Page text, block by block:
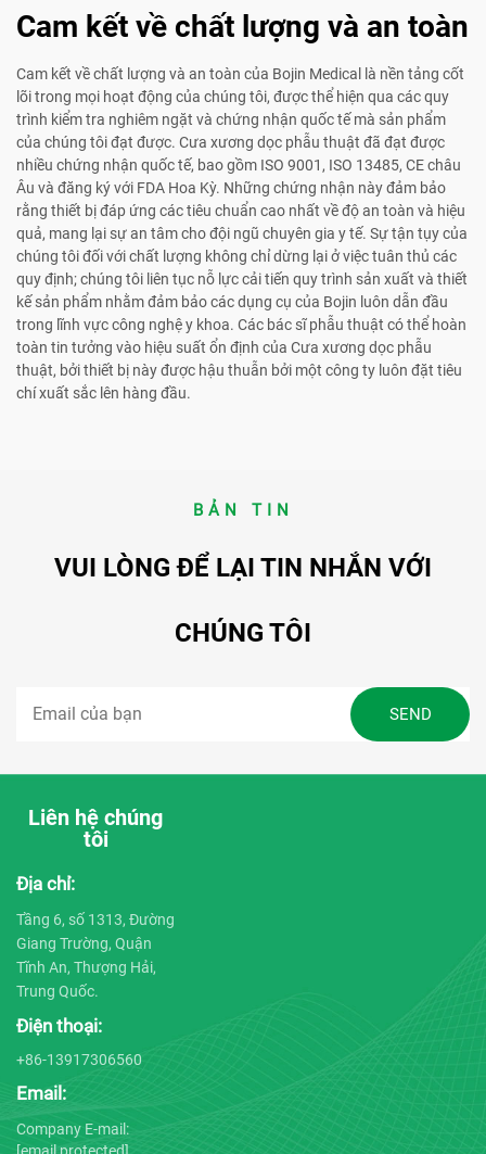
Cam kết về chất lượng và an toàn
Cam kết về chất lượng và an toàn của Bojin Medical là nền tảng cốt
lõi trong mọi hoạt động của chúng tôi, được thể hiện qua các quy
trình kiểm tra nghiêm ngặt và chứng nhận quốc tế mà sản phẩm
của chúng tôi đạt được. Cưa xương dọc phẫu thuật đã đạt được
nhiều chứng nhận quốc tế, bao gồm ISO 9001, ISO 13485, CE châu
Âu và đăng ký với FDA Hoa Kỳ. Những chứng nhận này đảm bảo
rằng thiết bị đáp ứng các tiêu chuẩn cao nhất về độ an toàn và hiệu
quả, mang lại sự an tâm cho đội ngũ chuyên gia y tế. Sự tận tụy của
chúng tôi đối với chất lượng không chỉ dừng lại ở việc tuân thủ các
quy định; chúng tôi liên tục nỗ lực cải tiến quy trình sản xuất và thiết
kế sản phẩm nhằm đảm bảo các dụng cụ của Bojin luôn dẫn đầu
trong lĩnh vực công nghệ y khoa. Các bác sĩ phẫu thuật có thể hoàn
toàn tin tưởng vào hiệu suất ổn định của Cưa xương dọc phẫu
thuật, bởi thiết bị này được hậu thuẫn bởi một công ty luôn đặt tiêu
chí xuất sắc lên hàng đầu.
BẢN TIN
VUI LÒNG ĐỂ LẠI TIN NHẮN VỚI
CHÚNG TÔI
Liên hệ chúng
tôi
Địa chỉ:
Tầng 6, số 1313, Đường
Giang Trường, Quận
Tĩnh An, Thượng Hải,
Trung Quốc.
Điện thoại:
+86-13917306560
Email:
Company E-mail:
[email protected]